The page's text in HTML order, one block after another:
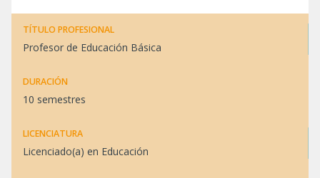
TÍTULO PROFESIONAL
Profesor de Educación Básica
DURACIÓN
10 semestres
LICENCIATURA
Licenciado(a) en Educación